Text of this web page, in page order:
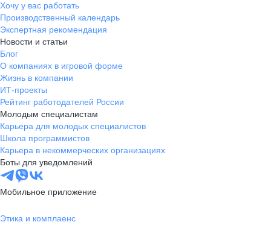
Хочу у вас работать
Производственный календарь
Экспертная рекомендация
Новости и статьи
Блог
О компаниях в игровой форме
Жизнь в компании
ИТ-проекты
Рейтинг работодателей России
Молодым специалистам
Карьера для молодых специалистов
Школа программистов
Карьера в некоммерческих организациях
Боты для уведомлений
Мобильное приложение
Этика и комплаенс